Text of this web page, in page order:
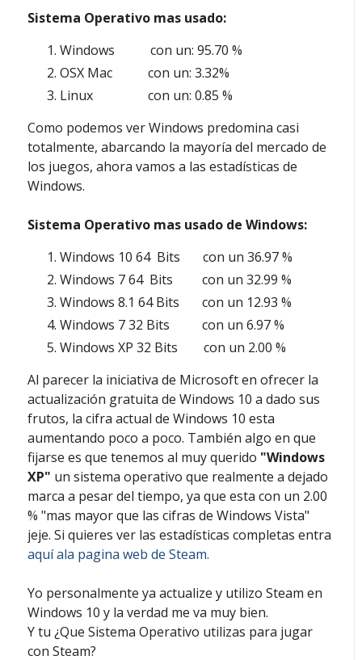
Sistema Operativo mas usado:
Windows con un: 95.70 %
OSX Mac con un: 3.32%
Linux con un: 0.85 %
Como podemos ver Windows predomina casi
totalmente, abarcando la mayoría del mercado de
los juegos, ahora vamos a las estadísticas de
Windows.
Sistema Operativo mas usado de Windows:
Windows 10 64 Bits con un 36.97 %
Windows 7 64 Bits con un 32.99 %
Windows 8.1 64 Bits con un 12.93 %
Windows 7 32 Bits con un 6.97 %
Windows XP 32 Bits con un 2.00 %
Al parecer la iniciativa de Microsoft en ofrecer la
actualización gratuita de Windows 10 a dado sus
frutos, la cifra actual de Windows 10 esta
aumentando poco a poco. También algo en que
fijarse es que tenemos al muy querido "Windows
XP" un sistema operativo que realmente a dejado
marca a pesar del tiempo, ya que esta con un 2.00
% "mas mayor que las cifras de Windows Vista"
jeje. Si quieres ver las estadísticas completas entra
aquí ala pagina web de Steam.
Yo personalmente ya actualize y utilizo Steam en
Windows 10 y la verdad me va muy bien.
Y tu ¿Que Sistema Operativo utilizas para jugar
con Steam?